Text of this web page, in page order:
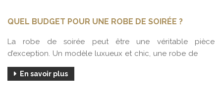
QUEL BUDGET POUR UNE ROBE DE SOIRÉE ?
La robe de soirée peut être une véritable pièce
d’exception. Un modèle luxueux et chic, une robe de
En savoir plus